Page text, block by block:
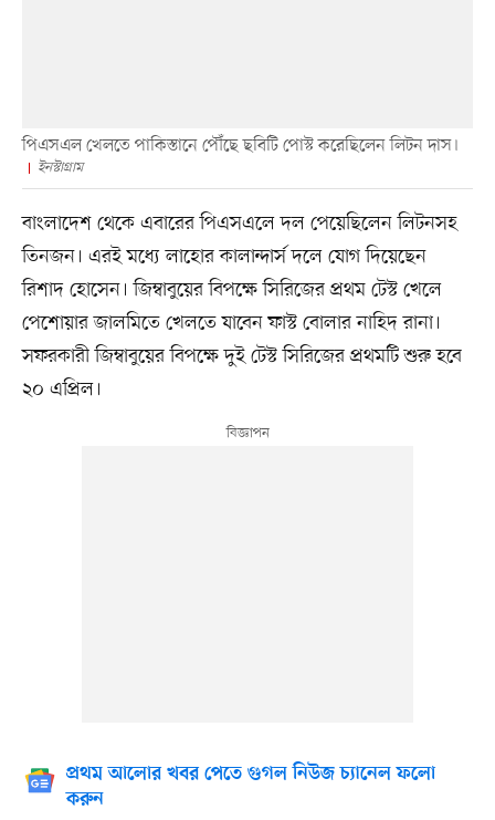
পিএসএল খেলতে পাকিস্তানে পৌঁছে ছবিটি পোস্ট করেছিলেন লিটন দাস।
ইনস্টাগ্রাম
বাংলাদেশ থেকে এবারের পিএসএলে দল পেয়েছিলেন লিটনসহ
তিনজন। এরই মধ্যে লাহোর কালান্দার্স দলে যোগ দিয়েছেন
রিশাদ হোসেন। জিম্বাবুয়ের বিপক্ষে সিরিজের প্রথম টেস্ট খেলে
পেশোয়ার জালমিতে খেলতে যাবেন ফাস্ট বোলার নাহিদ রানা।
সফরকারী জিম্বাবুয়ের বিপক্ষে দুই টেস্ট সিরিজের প্রথমটি শুরু হবে
২০ এপ্রিল।
প্রথম আলোর খবর পেতে গুগল নিউজ চ্যানেল ফলো
করুন